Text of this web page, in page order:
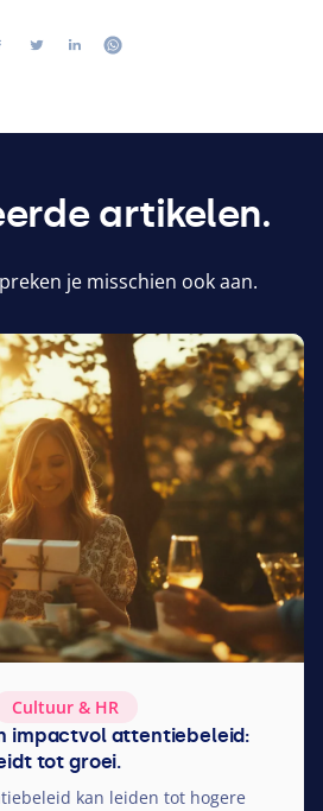
Volg ons op twitter
Volg ons op linkedin
Volg ons op whatsapp
artikelen.
je misschien ook aan.
Cultuur & HR
impactvol attentiebeleid:
tot groei.
kan leiden tot hogere